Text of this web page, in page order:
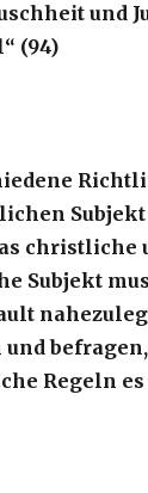
und
(94)
christliche
Subjekt
Regeln